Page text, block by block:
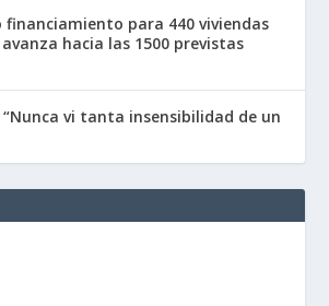
financiamiento para 440 viviendas
hacia las 1500 previstas
vi tanta insensibilidad de un